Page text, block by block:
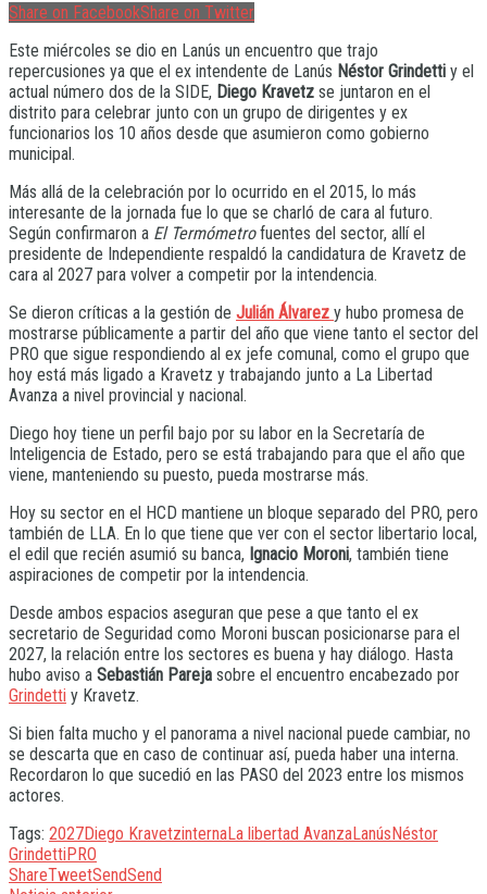
Share on FacebookShare on Twitter
Este miércoles se dio en Lanús un encuentro que trajo
repercusiones ya que el ex intendente de Lanús Néstor Grindetti y el
actual número dos de la SIDE, Diego Kravetz se juntaron en el
distrito para celebrar junto con un grupo de dirigentes y ex
funcionarios los 10 años desde que asumieron como gobierno
municipal.
Más allá de la celebración por lo ocurrido en el 2015, lo más
interesante de la jornada fue lo que se charló de cara al futuro.
Según confirmaron a El Termómetrofuentes del sector, allí el
presidente de Independiente respaldó la candidatura de Kravetz de
cara al 2027 para volver a competir por la intendencia.
Se dieron críticas a la gestión de Julián Álvarez y hubo promesa de
mostrarse públicamente a partir del año que viene tanto el sector del
PRO que sigue respondiendo al ex jefe comunal, como el grupo que
hoy está más ligado a Kravetz y trabajando junto a La Libertad
Avanza a nivel provincial y nacional.
Diego hoy tiene un perfil bajo por su labor en la Secretaría de
Inteligencia de Estado, pero se está trabajando para que el año que
viene, manteniendo su puesto, pueda mostrarse más.
Hoy su sector en el HCD mantiene un bloque separado del PRO, pero
también de LLA. En lo que tiene que ver con el sector libertario local,
el edil que recién asumió su banca, Ignacio Moroni, también tiene
aspiraciones de competir por la intendencia.
Desde ambos espacios aseguran que pese a que tanto el ex
secretario de Seguridad como Moroni buscan posicionarse para el
2027, la relación entre los sectores es buena y hay diálogo. Hasta
hubo aviso a Sebastián Pareja sobre el encuentro encabezado por
Grindetti y Kravetz.
Si bien falta mucho y el panorama a nivel nacional puede cambiar, no
se descarta que en caso de continuar así, pueda haber una interna.
Recordaron lo que sucedió en las PASO del 2023 entre los mismos
actores.
Tags: 2027Diego KravetzinternaLa libertad AvanzaLanúsNéstor
GrindettiPRO
ShareTweetSendSend